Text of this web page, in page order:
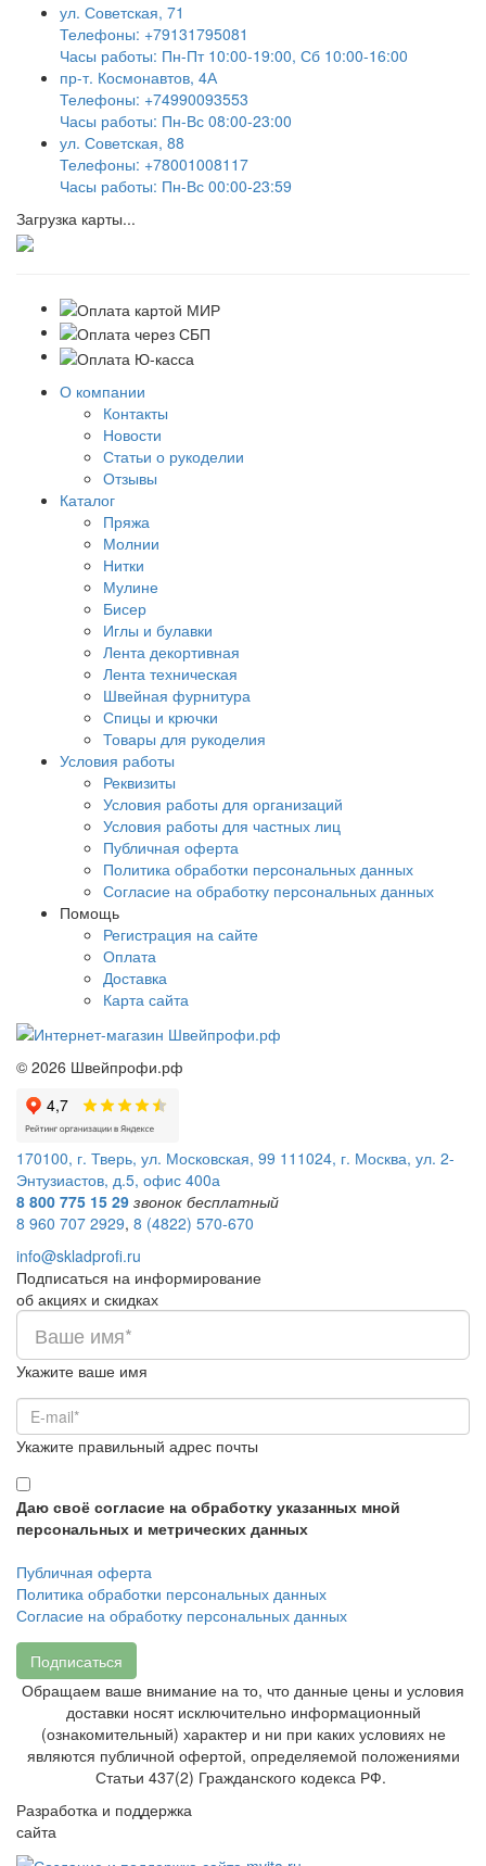
ул. Советская, 71
Телефоны: +79131795081
Часы работы: Пн-Пт 10:00-19:00, Сб 10:00-16:00
пр-т. Космонавтов, 4А
Телефоны: +74990093553
Часы работы: Пн-Вс 08:00-23:00
ул. Советская, 88
Телефоны: +78001008117
Часы работы: Пн-Вс 00:00-23:59
Загрузка карты...
О компании
Контакты
Новости
Статьи о рукоделии
Отзывы
Каталог
Пряжа
Молнии
Нитки
Мулине
Бисер
Иглы и булавки
Лента декортивная
Лента техническая
Швейная фурнитура
Спицы и крючки
Товары для рукоделия
Условия работы
Реквизиты
Условия работы для организаций
Условия работы для частных лиц
Публичная оферта
Политика обработки персональных данных
Согласие на обработку персональных данных
Помощь
Регистрация на сайте
Оплата
Доставка
Карта сайта
© 2026 Швейпрофи.рф
170100, г. Тверь, ул. Московская, 99 111024, г. Москва, ул. 2-
Энтузиастов, д.5, офис 400а
8 800 775 15 29 звонок бесплатный
8 960 707 2929, 8 (4822) 570-670
info@skladprofi.ru
Подписаться на информирование
об акциях и скидках
Укажите ваше имя
Укажите правильный адрес почты
Даю своё согласие на обработку указанных мной
персональных и метрических данных
Публичная оферта
Политика обработки персональных данных
Согласие на обработку персональных данных
Подписаться
Обращаем ваше внимание на то, что данные цены и условия
доставки носят исключительно информационный
(ознакомительный) характер и ни при каких условиях не
являются публичной офертой, определяемой положениями
Статьи 437(2) Гражданского кодекса РФ.
Разработка и поддержка
сайта